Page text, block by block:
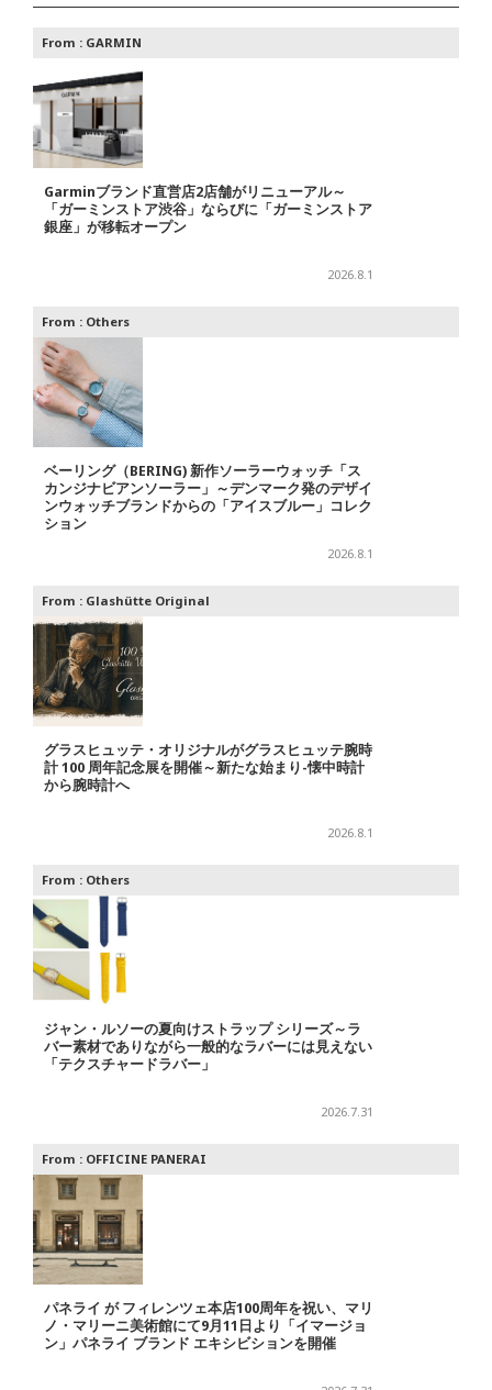
From : GARMIN
Garminブランド直営店2店舗がリニューアル～
「ガーミンストア渋谷」ならびに「ガーミンストア
銀座」が移転オープン
2026.8.1
From : Others
ベーリング（BERING) 新作ソーラーウォッチ「ス
カンジナビアンソーラー」～デンマーク発のデザイ
ンウォッチブランドからの「アイスブルー」コレク
ション
2026.8.1
From : Glashütte Original
グラスヒュッテ・オリジナルがグラスヒュッテ腕時
計 100 周年記念展を開催～新たな始まり-懐中時計
から腕時計へ
2026.8.1
From : Others
ジャン・ルソーの夏向けストラップ シリーズ～ラ
バー素材でありながら一般的なラバーには見えない
「テクスチャードラバー」
2026.7.31
From : OFFICINE PANERAI
パネライ が フィレンツェ本店100周年を祝い、マリ
ノ・マリーニ美術館にて9月11日より「イマージョ
ン」パネライ ブランド エキシビションを開催